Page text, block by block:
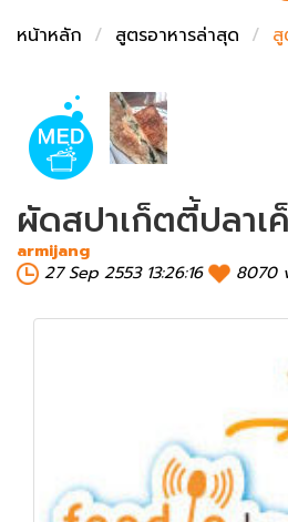
หน้าหลัก
สูตรอาหารล่าสุด สู
ผัดสปาเก็ตตี้ปลาเ
armijang
27 Sep 2553 13:26:16
8070